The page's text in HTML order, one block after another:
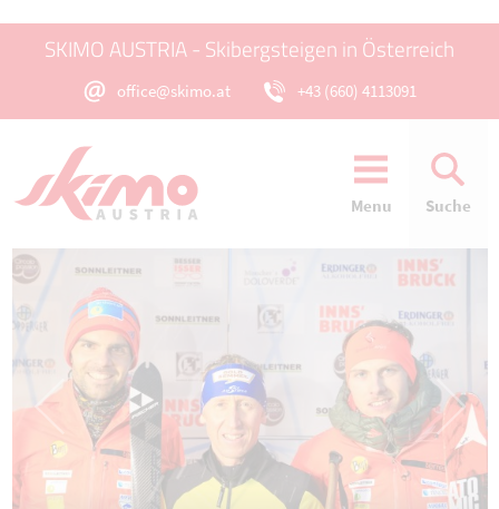
SKIMO AUSTRIA - Skibergsteigen in Österreich
office@skimo.at +43 (660) 4113091
Menu Suche